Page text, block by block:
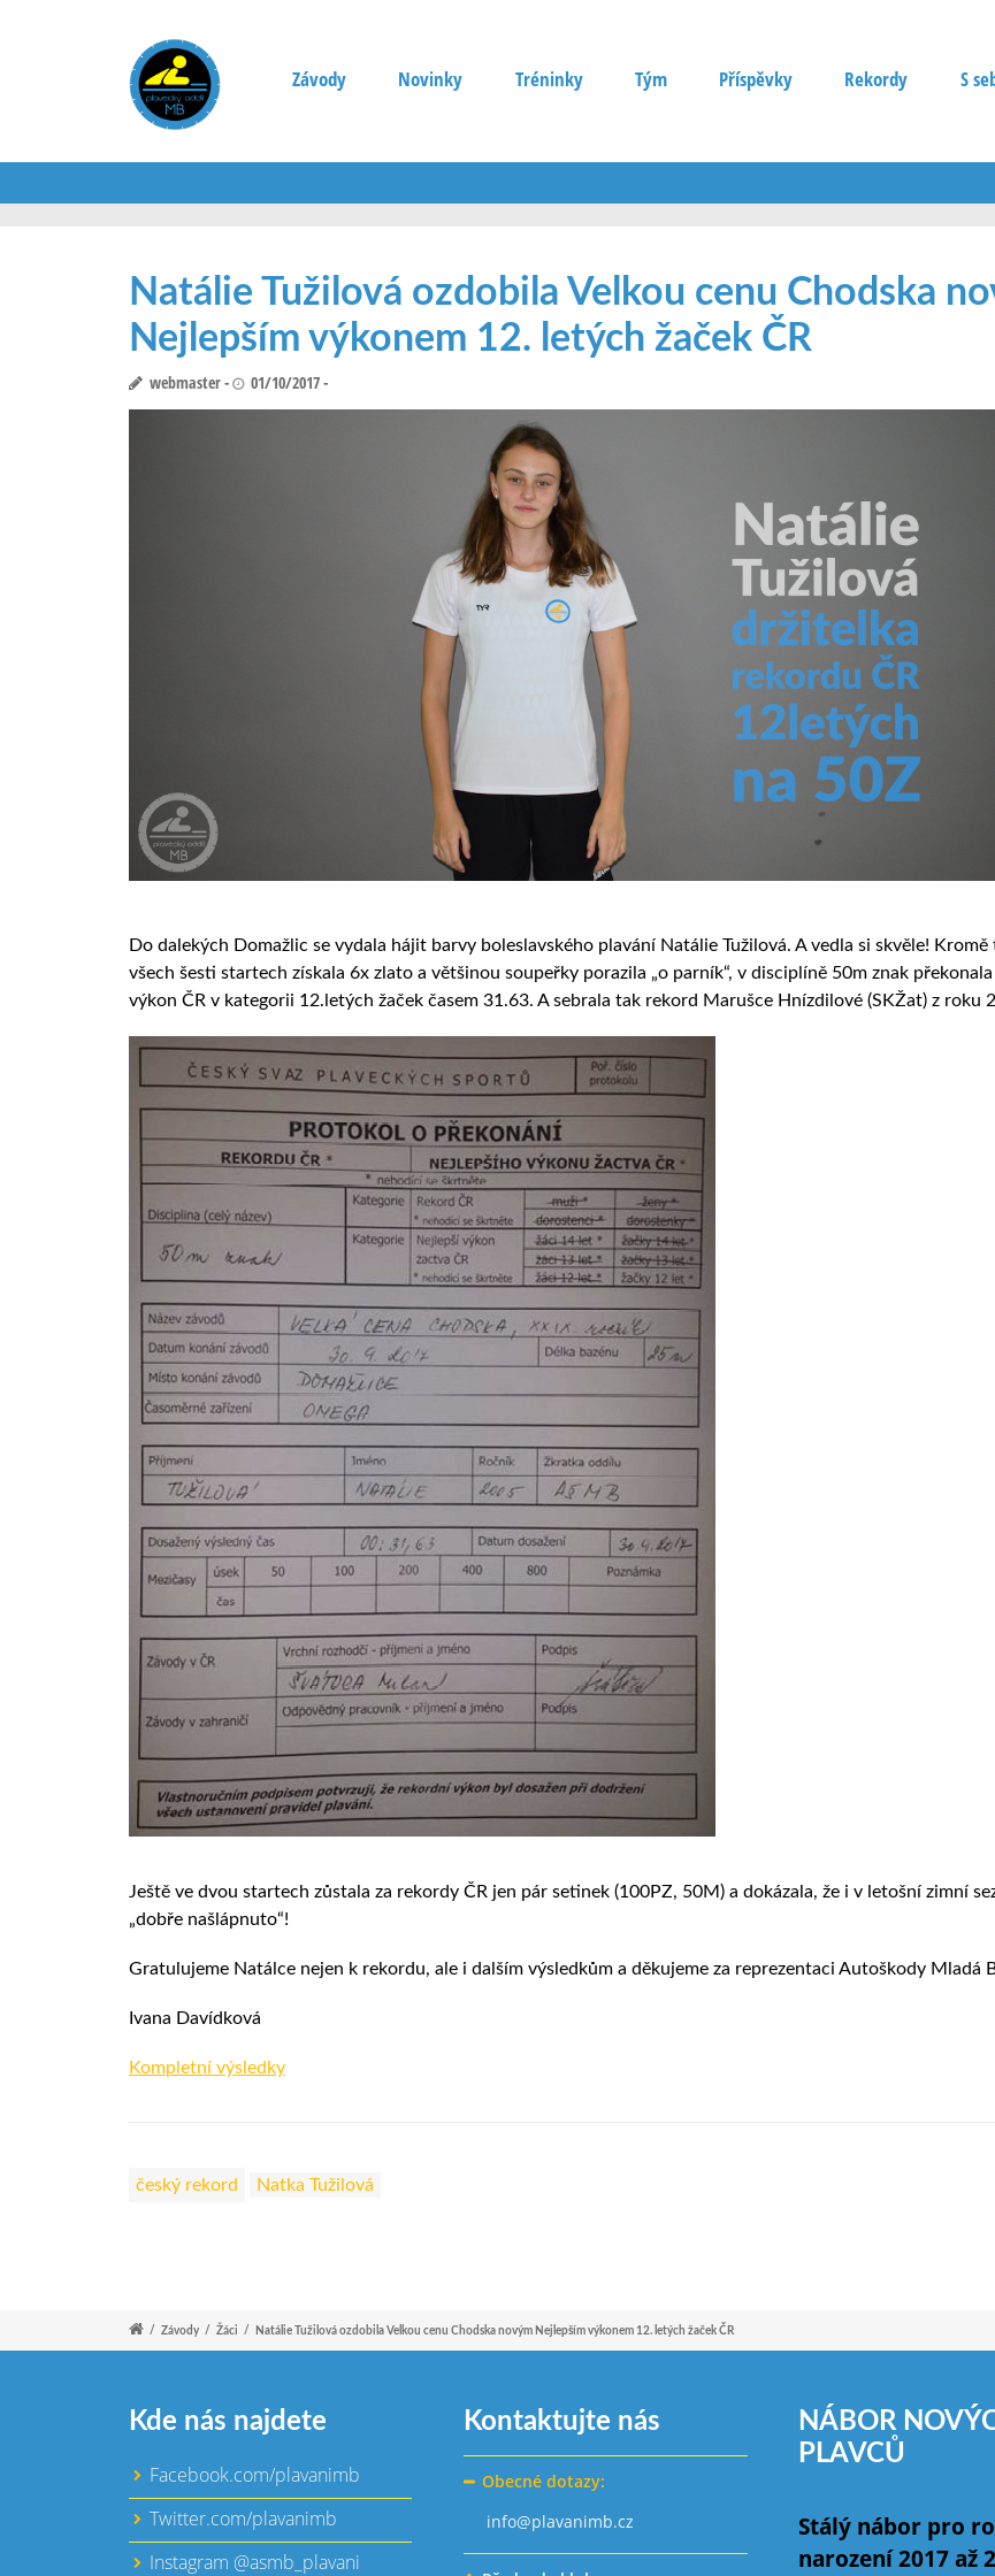
Závody Novinky Tréninky Tým Příspěvky Rekordy S
Natálie Tužilová ozdobila Velkou cenu Chodska
Nejlepším výkonem 12. letých žaček ČR
webmaster 01/10/2017
Do dalekých Domažlic se vydala hájit barvy boleslavského plavání Natálie Tužilová. A vedla si skvěle! Kromě
všech šesti startech získala 6x zlato a většinou soupeřky porazila „o parník“, v disciplíně 50m znak
výkon ČR v kategorii 12.letých žaček časem 31.63. A sebrala tak rekord Marušce Hnízdilové (SKŽat) z roku
Ještě ve dvou startech zůstala za rekordy ČR jen pár setinek (100PZ, 50M) a dokázala, že i v letošní zimní
„dobře našlápnuto“!
Gratulujeme Natálce nejen k rekordu, ale i dalším výsledkům a děkujeme za reprezentaci Autoškody Mladá
Ivana Davídková
Kompletní výsledky
český rekord Natka Tužilová
/ Závody / Žáci / Natálie Tužilová ozdobila Velkou cenu Chodska novým Nejlepším výkonem 12. letých žaček ČR
Kde nás najdete
Facebook.com/plavanimb
Twitter.com/plavanimb
Instagram @asmb_plavani
Kontaktujte nás
Obecné dotazy:
info@plavanimb.cz
NÁBOR
PLAVCŮ
Stálý nábor pro
narození 2017 až